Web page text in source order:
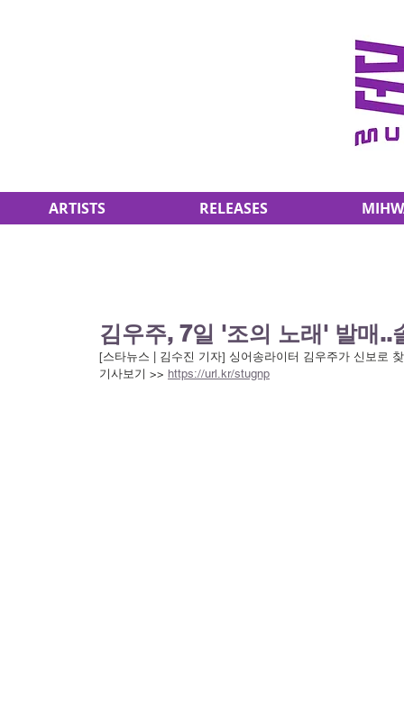
ARTISTS RELEASES
김우주, 7일 '조의 노래' 발매..
[스타뉴스 | 김수진 기자] 싱어송라이터 김우주가 신보로
기사보기 >> https://url.kr/stugnp